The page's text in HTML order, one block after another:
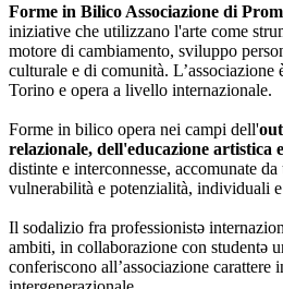
Forme in Bilico Associazione di
iniziative che utilizzano l'arte come
motore di cambiamento, sviluppo
culturale e di comunità. L’associazione
Torino e opera a livello internazionale.
Forme in bilico opera nei campi dell'
relazionale, dell'educazione artistica
distinte e interconnesse, accomunate
vulnerabilità e potenzialità, individuali
Il sodalizio fra professionistə
ambiti, in collaborazione con studentə
conferiscono all’associazione carattere